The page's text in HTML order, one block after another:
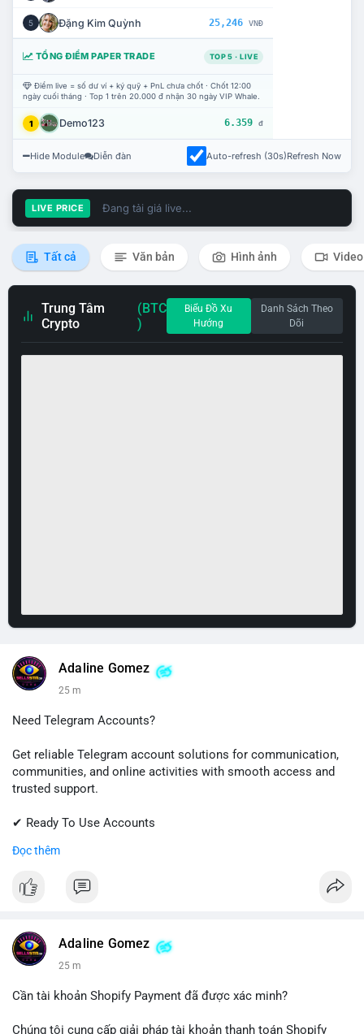
5 Đặng Kim Quỳnh 25,246 VNĐ
TỔNG ĐIỂM PAPER TRADE TOP 5 · LIVE
Điểm live = số dư ví + ký quỹ + PnL chưa chốt · Chốt 12:00
ngày cuối tháng · Top 1 trên 20.000 đ nhận 30 ngày VIP Whale.
1 Demo123 6.359 đ
Hide Module Diễn đàn Auto-refresh (30s)Refresh Now
LIVE PRICE Đang tải giá live...
Tất cả Văn bản Hình ảnh Video
Trung Tâm
Crypto
(BTC
)
Biểu Đồ Xu
Hướng
Danh Sách Theo
Dõi
Adaline Gomez
25 m
Need Telegram Accounts?
Get reliable Telegram account solutions for communication,
communities, and online activities with smooth access and
trusted support.
✔ Ready To Use Accounts
✔ Professional Customer Support
📱 WhatsApp: +1 (681) 549-2683
#telegram #telegramaccount
#sellssmm
Đọc thêm
Adaline Gomez
25 m
Cần tài khoản Shopify Payment đã được xác minh?
Chúng tôi cung cấp giải pháp tài khoản thanh toán Shopify